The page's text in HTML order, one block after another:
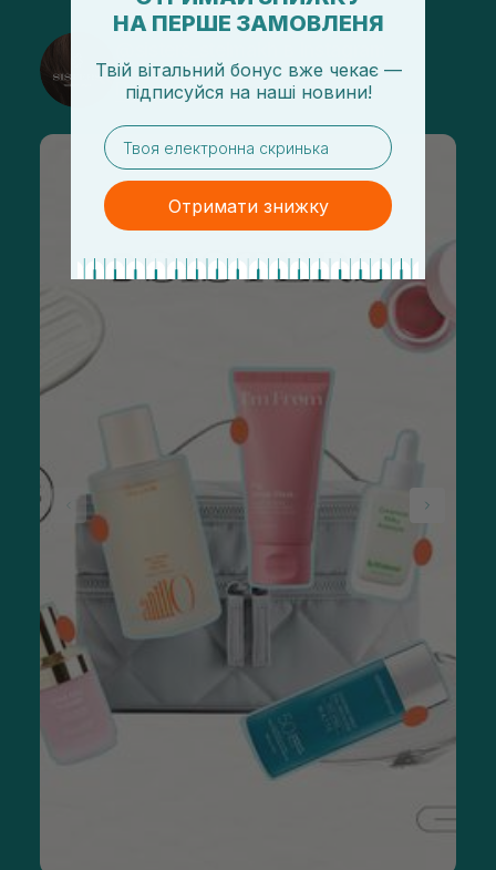
Подписаться
НА ПЕРШЕ ЗАМОВЛЕНЯ
Твій вітальний бонус вже чекає —
підписуйся на наші новини!
email
Отримати знижку